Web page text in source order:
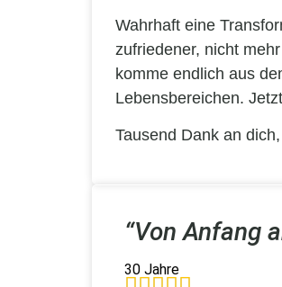
Wahrhaft eine
zufriedener, nicht
komme endlich aus
Lebensbereichen.
Tausend Dank an
“Von Anfang
30 Jahre